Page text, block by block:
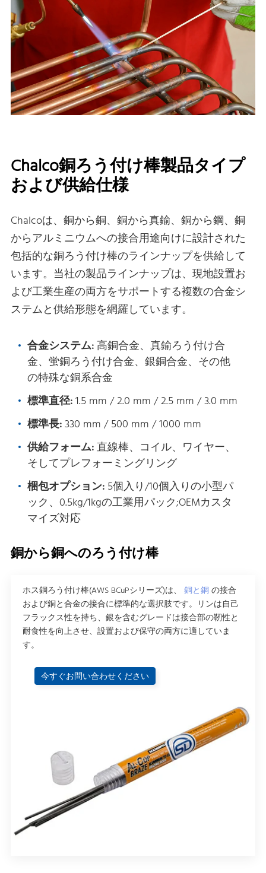
Chalco銅ろう付け棒製品タイプ
および供給仕様
Chalcoは、銅から銅、銅から真鍮、銅から鋼、銅
からアルミニウムへの接合用途向けに設計された
包括的な銅ろう付け棒のラインナップを供給して
います。当社の製品ラインナップは、現地設置お
よび工業生産の両方をサポートする複数の合金シ
ステムと供給形態を網羅しています。
合金システム:高銅合金、真鍮ろう付け合
金、蛍銅ろう付け合金、銀銅合金、その他
の特殊な銅系合金
標準直径:1.5 mm / 2.0 mm / 2.5 mm / 3.0 mm
標準長:330 mm / 500 mm / 1000 mm
供給フォーム:直線棒、コイル、ワイヤー、
そしてプレフォーミングリング
梱包オプション:5個入り/10個入りの小型パ
ック、0.5kg/1kgの工業用パック;OEMカスタ
マイズ対応
銅から銅へのろう付け棒
ホス銅ろう付け棒(AWS BCuPシリーズ)は、 銅と銅の接合
および銅と合金の接合に標準的な選択肢です。リンは自己
フラックス性を持ち、銀を含むグレードは接合部の靭性と
耐食性を向上させ、設置および保守の両方に適していま
す。
今すぐお問い合わせください